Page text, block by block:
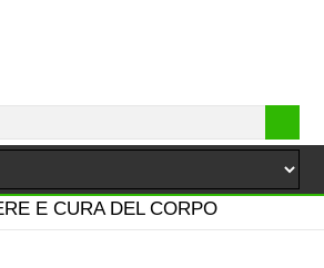
E CURA DEL CORPO